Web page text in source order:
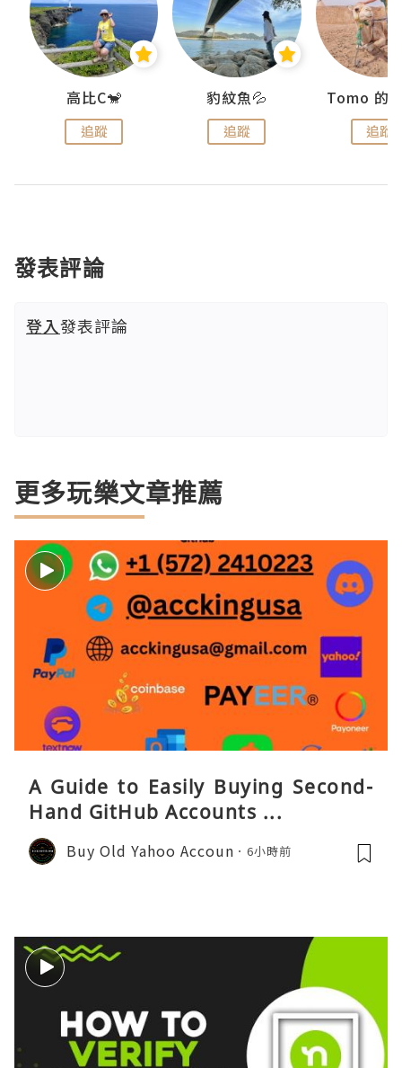
高比C🐒
追蹤
豹紋魚💦
追蹤 追蹤
發表評論
登入發表評論
更多玩樂文章推薦
A Guide to Easily Buying Second-
Hand GitHub Accounts ...
Buy Old Yahoo Accoun 6小時前